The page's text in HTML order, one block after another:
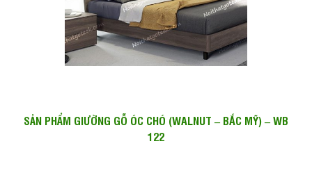
SẢN PHẨM GIƯỜNG GỖ ÓC CHÓ (WALNUT – BẮC MỸ) – WB
122